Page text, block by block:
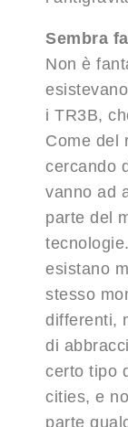
Sembra
Non è
i TR3B,
Come del
cercando
vanno ad
parte del
esistano
stesso
differenti,
di
certo tipo
cities, e
parte